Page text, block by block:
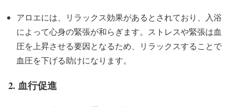
アロエには、リラックス効果があるとされており、入浴
によって心身の緊張が和らぎます。ストレスや緊張は血
圧を上昇させる要因となるため、リラックスすることで
血圧を下げる助けになります。
2. 血行促進